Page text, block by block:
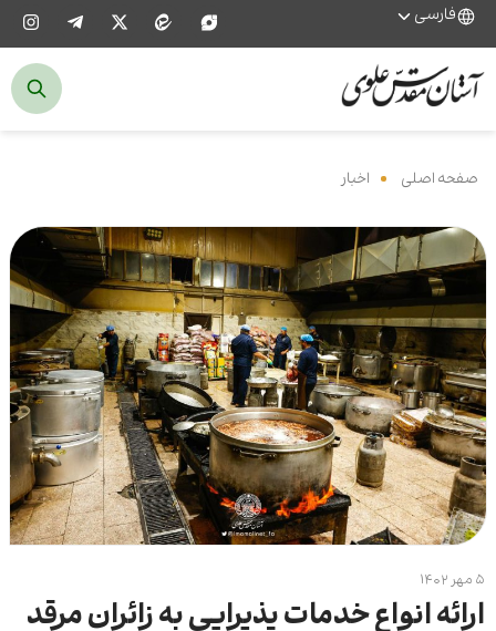
فارسی
صفحه اصلی اخبار
۵ مهر ۱۴۰۲
ارائه انواع خدمات پذیرایی به زائران مرقد